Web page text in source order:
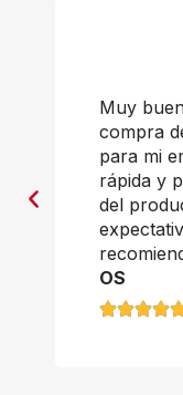
Muy
compra
para mi
rápida y
del
OS